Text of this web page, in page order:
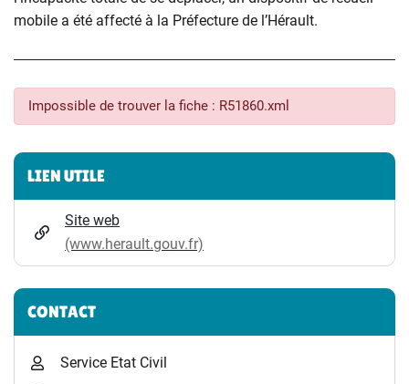
mobile a été affecté à la Préfecture de l’Hérault.
Impossible de trouver la fiche : R51860.xml
Informations complémentaires
LIEN UTILE
Site web
(www.herault.gouv.fr)
CONTACT
Service Etat Civil